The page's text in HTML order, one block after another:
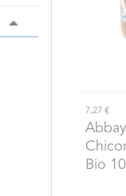
7,27 €
Bio